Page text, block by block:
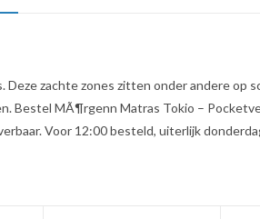
zachte zones zitten onder andere op
Bestel MÃ¶rgenn Matras Tokio –
Voor 12:00 besteld, uiterlijk